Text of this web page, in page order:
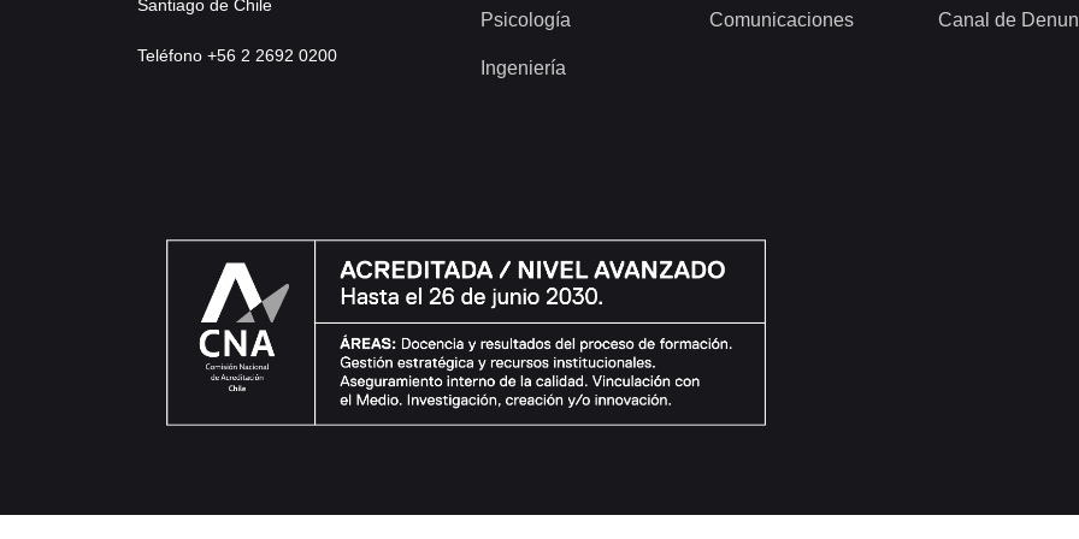
Santiago de Chile
Teléfono +56 2 2692 0200
Psicología
Ingeniería
Comunicaciones Canal de